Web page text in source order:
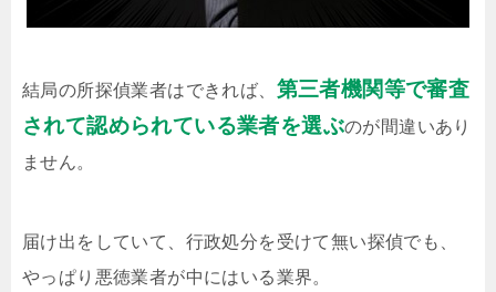
結局の所探偵業者はできれば、 第三者機関等で審査
されて認められている業者を選ぶのが間違いあり
ません。
届け出をしていて、行政処分を受けて無い探偵でも、
やっぱり悪徳業者が中にはいる業界。